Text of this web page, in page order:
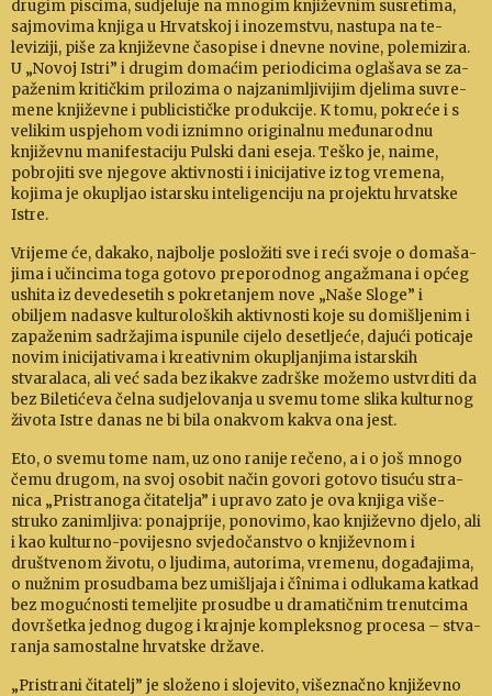
drugim piscima, su­djeluje na mno­gim knji­žev­nim susre­tima,
sajmovima knjiga u Hr­vatskoj i ino­zemstvu, na­stupa na te­
leviziji, pi­še za knji­ževne časopise i dnevne novine, polemizira.
U „No­voj Istri” i drugim do­maćim periodicima oglašava se za­
pa­že­nim kritičkim prilozima o najzanimljivijim dje­lima su­vre­
mene književ­ne i publicističke produkcije. K tomu, pokreće i s
veli­kim uspjehom vodi iznimno ori­ginalnu međunarod­nu
književnu manifestaciju Pulski dani eseja. Teško je, na­ime,
pobrojiti sve njegove aktiv­nosti i inicijati­ve iz tog vremena,
kojima je okupljao is­tarsku inte­li­gen­ciju na pro­jektu hrvatske
Istre.
Vrijeme će, dakako, najbolje posložiti sve i re­ći svoje o do­ma­ša­
jima i učincima toga gotovo preporodnog angažmana i općeg
ushita iz devede­setih s pokretanjem nove „Naše Sloge” i
obiljem na­dasve kul­tu­roloških aktivnosti koje su domišljenim i
zapaženim sadržajima ispu­nile cijelo de­set­ljeće, dajući poti­caje
no­vim inicijativama i kreativ­nim okup­ljanjima istarskih
stvaralaca, ali već sada bez ikakve zadrške možemo us­tvrditi da
bez Bi­le­ti­ćeva čelna sudjelovanja u svemu tome slika kul­turnog
života Istre danas ne bi bila onak­vom kakva ona jest.
Eto, o svemu tome nam, uz ono ranije rečeno, a i o još mnogo
čemu dru­gom, na svoj osobit način govori gotovo tisuću stra­
nica „Pri­stra­noga čitatelja” i upravo zato je ova knjiga vi­še­
struko za­nim­ljiva: ponajprije, po­no­vimo, kao knji­ževno djelo, ali
i kao kulturno­-povijes­no svje­do­čan­stvo o knji­ževnom i
društve­nom životu, o lju­dima, autorima, vre­menu, do­ga­đajima,
o nužnim pro­sudbama bez umi­šljaja i čînima i odlu­kama katkad
bez mogućno­sti teme­ljite pro­sudbe u dra­ma­tičnim trenut­cima
do­vr­šetka jed­nog du­gog i krajnje kom­pleksnog pro­cesa – stva­
ranja samo­stal­ne hr­vatske države.
„Pristrani čita­telj” je složeno i slojevito, višeznačno književno